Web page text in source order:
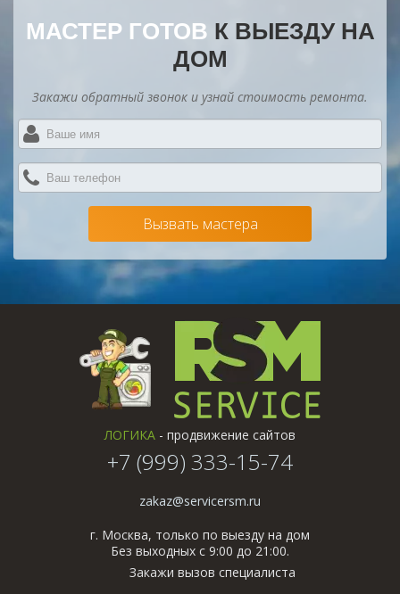
МАСТЕР ГОТОВ К ВЫЕЗДУ НА
ДОМ
Закажи обратный звонок и узнай стоимость ремонта.
*
Вызвать мастера
ЛОГИКА - продвижение сайтов
+7 (999) 333-15-74
zakaz@servicersm.ru
г. Москва, только по выезду на дом
Без выходных с 9:00 до 21:00.
Закажи вызов специалиста